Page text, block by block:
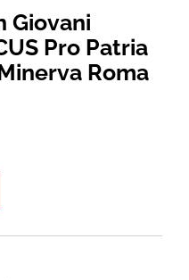
Giovani
Pro Patria
Roma